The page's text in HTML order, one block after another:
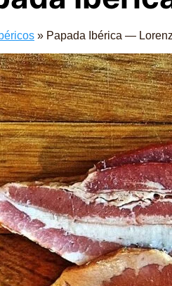
Ibéricos » Papada Ibérica —